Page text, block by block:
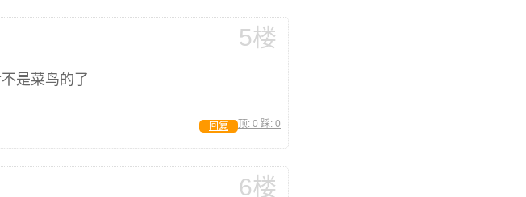
5楼
是菜鸟的了
顶: 0 踩: 0
回复
6楼